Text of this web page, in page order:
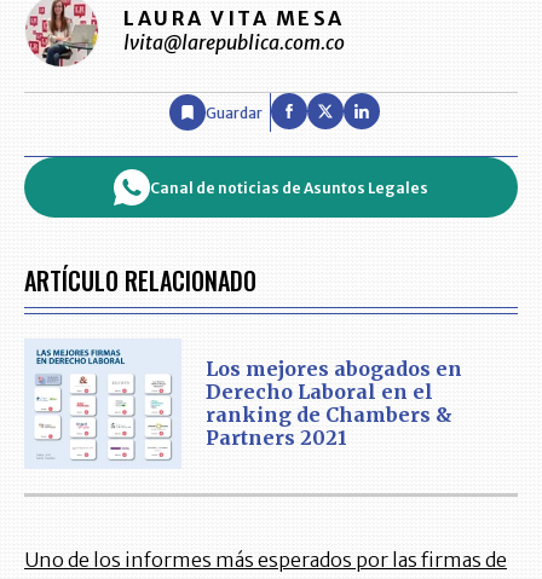
LAURA VITA MESA
lvita@larepublica.com.co
Guardar
Canal de noticias de Asuntos Legales
ARTÍCULO RELACIONADO
Los mejores abogados en
Derecho Laboral en el
ranking de Chambers &
Partners 2021
Uno de los informes más esperados por las firmas de